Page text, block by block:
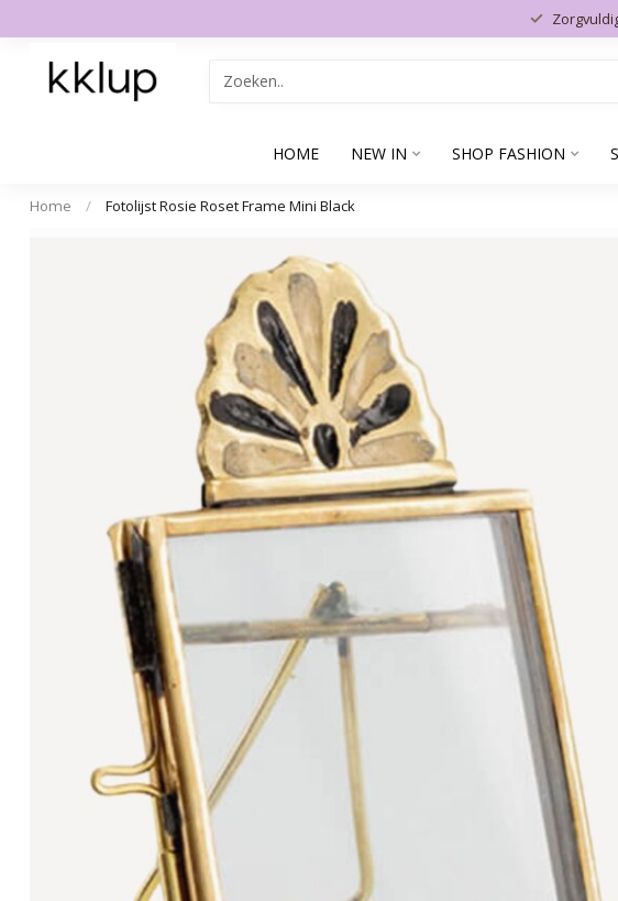
HOME NEW IN SHOP FASHION
Home / Fotolijst Rosie Roset Frame Mini Black